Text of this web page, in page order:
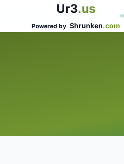
Ur3.us
Powered by Shrunken.com